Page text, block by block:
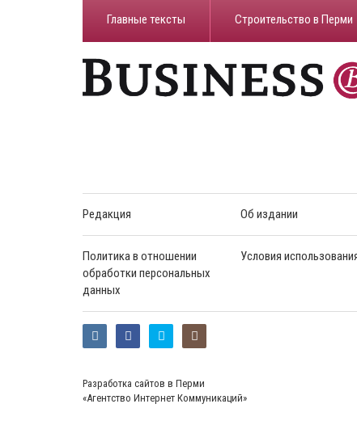
Главные тексты Строительство в Перми
Редакция Об издании
Политика в отношении
обработки персональных
данных
Условия
Разработка сайтов в Перми
«Агентство Интернет Коммуникаций»